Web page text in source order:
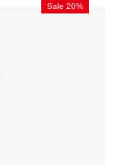
Sale 20%